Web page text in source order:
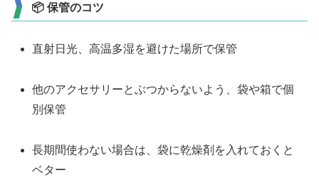
📦 保管のコツ
直射日光、高温多湿を避けた場所で保管
他のアクセサリーとぶつからないよう、袋や箱で個
別保管
長期間使わない場合は、袋に乾燥剤を入れておくと
ベター